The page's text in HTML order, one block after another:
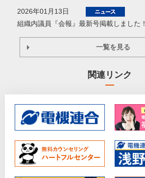
2026年01月13日
組織内議員『会報』最新号掲載しました！
一覧を見る
関連リンク